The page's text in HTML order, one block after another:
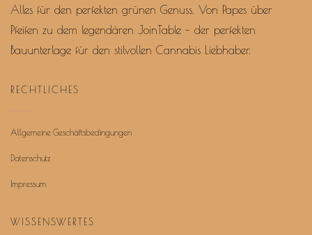
Alles für den perfekten grünen Genuss. Von Papes über
Pfeifen zu dem legendären JoinTable – der perfekten
Bauunterlage für den stilvollen Cannabis Liebhaber.
RECHTLICHES
Allgemeine Geschäftsbedingungen
Datenschutz
Impressum
WISSENSWERTES